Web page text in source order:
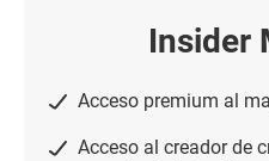
Insider
Acceso premium al
Acceso al creador de